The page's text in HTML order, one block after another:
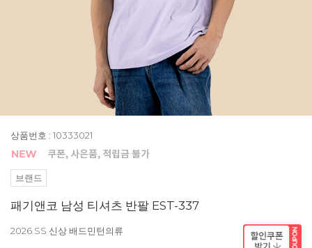
상품번호 : 10333021
브랜드
패기앤코 남성 티셔츠 반팔 EST-337
2026 SS 신상 배드민턴의류